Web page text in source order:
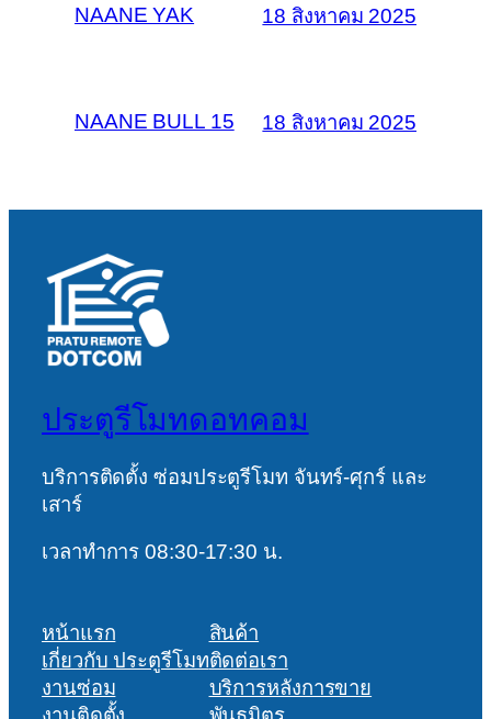
NAANE YAK 18 สิงหาคม 2025
NAANE BULL 15 18 สิงหาคม 2025
ประตูรีโมทดอทคอม
บริการติดตั้ง ซ่อมประตูรีโมท จันทร์-ศุกร์ และ
เสาร์
เวลาทำการ 08:30-17:30 น.
หน้าแรก
เกี่ยวกับ ประตูรีโมท
งานซ่อม
สินค้า
ติดต่อเรา
บริการหลังการขาย